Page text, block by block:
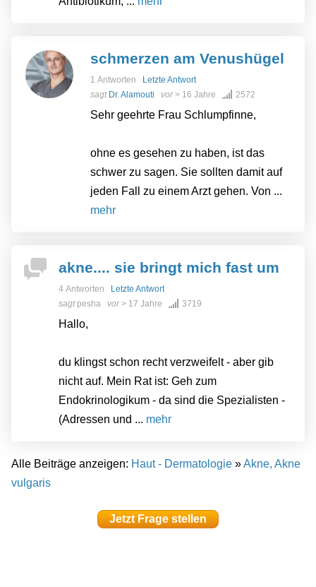
schmerzen am Venushügel
1 Antworten Letzte Antwort
sagt Dr. Alamouti vor> 16 Jahre 2572
Sehr geehrte Frau Schlumpfinne,
ohne es gesehen zu haben, ist das
schwer zu sagen. Sie sollten damit auf
jeden Fall zu einem Arzt gehen. Von ...
mehr
akne.... sie bringt mich fast um
4 Antworten Letzte Antwort
sagt pesha vor> 17 Jahre 3719
Hallo,
du klingst schon recht verzweifelt - aber gib
nicht auf. Mein Rat ist: Geh zum
Endokrinologikum - da sind die Spezialisten -
(Adressen und ... mehr
Alle Beiträge anzeigen: Haut - Dermatologie »Akne, Akne
vulgaris
Jetzt Frage stellen